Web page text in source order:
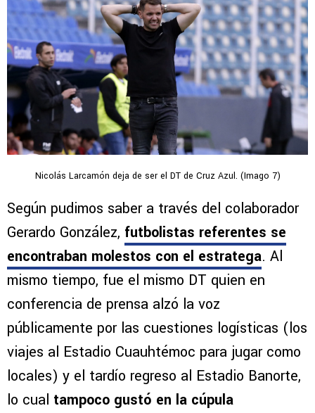
Nicolás Larcamón deja de ser el DT de Cruz Azul. (Imago 7)
Según pudimos saber a través del colaborador
Gerardo González, futbolistas referentes se
encontraban molestos con el estratega. Al
mismo tiempo, fue el mismo DT quien en
conferencia de prensa alzó la voz
públicamente por las cuestiones logísticas (los
viajes al Estadio Cuauhtémoc para jugar como
locales) y el tardío regreso al Estadio Banorte,
lo cual tampoco gustó en la cúpula